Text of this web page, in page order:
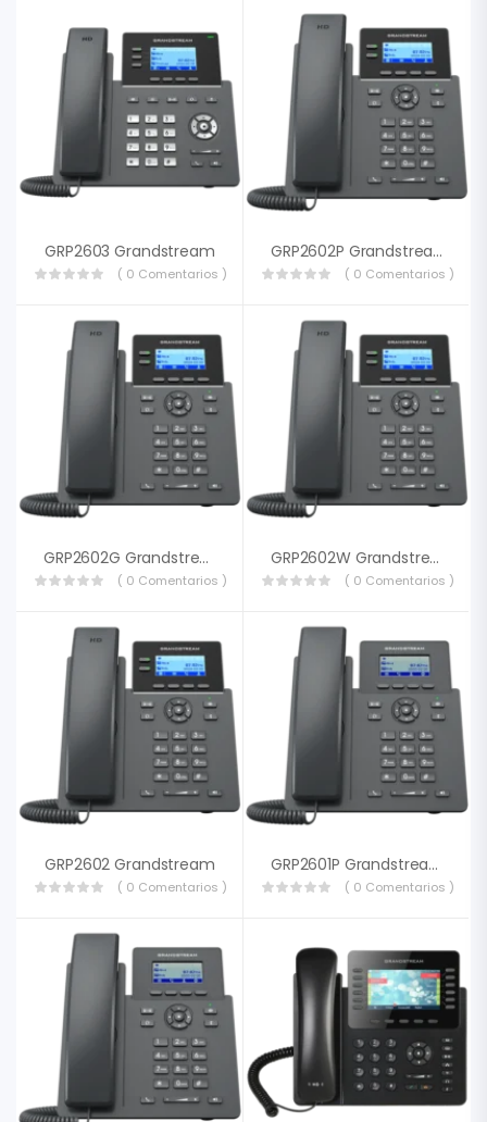
GRP2603 Grandstream
( 0 Comentarios )
GRP2602P Grandstream
( 0 Comentarios )
GRP2602G Grandstream
( 0 Comentarios )
GRP2602W Grandstream
( 0 Comentarios )
GRP2602 Grandstream
( 0 Comentarios )
GRP2601P Grandstream
( 0 Comentarios )